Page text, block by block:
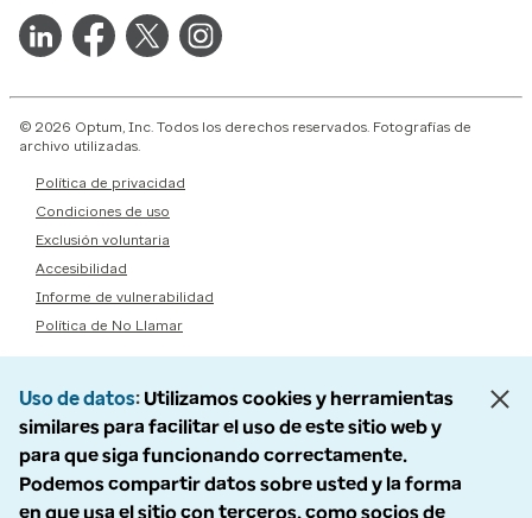
© 2026 Optum, Inc. Todos los derechos reservados. Fotografías de
archivo utilizadas.
Política de privacidad
Condiciones de uso
Exclusión voluntaria
Accesibilidad
Informe de vulnerabilidad
Política de No Llamar
Uso de datos Utilizamos cookies y herramientas
similares para facilitar el uso de este sitio web y
para que siga funcionando correctamente.
Podemos compartir datos sobre usted y la forma
en que usa el sitio con terceros, como socios de